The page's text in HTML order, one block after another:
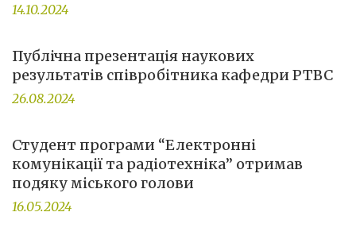
14.10.2024
Публічна презентація наукових
результатів співробітника кафедри РТВС
26.08.2024
Студент програми “Електронні
комунікації та радіотехніка” отримав
подяку міського голови
16.05.2024